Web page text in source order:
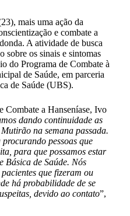
mais uma ação da
e combate a
A atividade de busca
sobre os sinais e sintomas
do Programa de Combate à
de Saúde, em parceria
de Saúde (UBS).
Combate a Hanseníase, Ivo
dando continuidade as
na semana passada.
pessoas que
para que possamos estar
Básica de Saúde. Nós
que fizeram ou
há probabilidade de se
devido ao contato”,